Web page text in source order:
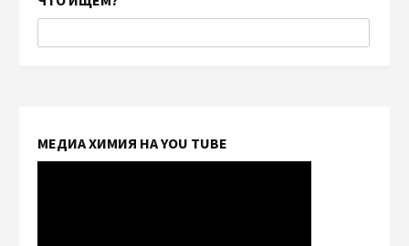
МЕДИА ХИМИЯ НА YOU TUBE